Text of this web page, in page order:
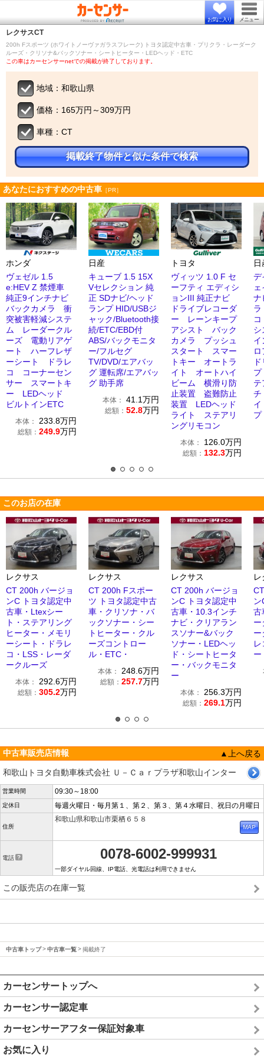
お気に入り メニュー
レクサスCT
200h Fスポーツ (ホワイトノーヴァガラスフレーク) トヨタ認定中古車・プリクラ・レーダーク
ルーズ・クリソナ&バックソナー・シートヒーター・LEDヘッド・ETC
この車はカーセンサーnetでの掲載が終了しております。
地域：和歌山県
価格：165万円～309万円
車種：CT
掲載終了物件と似た条件で検索
あなたにおすすめの中古車 ［PR］
ホンダ
ヴェゼル 1.5
e:HEV Z 禁煙車
純正9インチナビ
バックカメラ 衝
突被害軽減システ
ム レーダークル
ーズ 電動リアゲ
ート ハーフレザ
ーシート ドラレ
コ コーナーセン
サー スマートキ
ー LEDヘッド
ビルトインETC
本体： 233.8万円
総額： 249.9万円
日産
キューブ 1.5 15X
Vセレクション 純
正 SDナビ/ヘッド
ランプ HID/USBジ
ャック/Bluetooth接
続/ETC/EBD付
ABS/バックモニタ
ー/フルセグ
TV/DVD/エアバッ
グ 運転席/エアバッ
グ 助手席
本体： 41.1万円
総額： 52.8万円
トヨタ
ヴィッツ 1.0 F セ
ーフティ エディシ
ョンIII 純正ナビ
ドライブレコーダ
ー レーンキープ
アシスト バック
カメラ プッシュ
スタート スマー
トキー オートラ
イト オートハイ
ビーム 横滑り防
止装置 盗難防止
装置 LEDヘッド
ライト ステアリ
ングリモコン
本体： 126.0万円
総額： 132.3万円
日
デ
ナ
テ
チ
このお店の在庫
レクサス
CT 200h バージョ
ンC トヨタ認定中
古車・Ltexシー
ト・ステアリング
ヒーター・メモリ
ーシート・ドラレ
コ・LSS・レーダ
ークルーズ
本体： 292.6万円
総額： 305.2万円
レクサス
CT 200h Fスポー
ツ トヨタ認定中古
車・クリソナ・バ
ックソナー・シー
トヒーター・クル
ーズコントロー
ル・ETC・
本体： 248.6万円
総額： 257.7万円
レクサス
CT 200h バージョ
ンC トヨタ認定中
古車・10.3インチ
ナビ・クリアラン
スソナー&バック
ソナー・LEDヘッ
ド・シートヒータ
ー・バックモニタ
ー
本体： 256.3万円
総額： 269.1万円
古
ー
ー
ー
中古車販売店情報
▲上へ戻る
和歌山トヨタ自動車株式会社 Ｕ－Ｃａｒプラザ和歌山インター
営業時間 09:30～18:00
定休日 毎週火曜日・毎月第１、第２、第３、第４水曜日、祝日の月曜日
住所
和歌山県和歌山市栗栖６５８
電話 0078-6002-999931
一部ダイヤル回線、IP電話、光電話は利用できません
この販売店の在庫一覧
中古車トップ 中古車一覧 掲載終了
カーセンサートップへ
カーセンサー認定車
カーセンサーアフター保証対象車
お気に入り